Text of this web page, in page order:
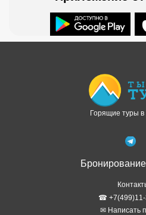
Горящие туры в
☎ +7(499)11-
✉ Написать